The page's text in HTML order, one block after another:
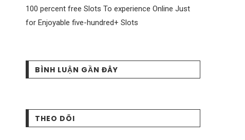
100 percent free Slots To experience Online Just
for Enjoyable five-hundred+ Slots
BÌNH LUẬN GẦN ĐÂY
THEO DÕI